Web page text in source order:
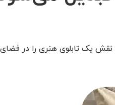
یک تابلوی هنری را در فضای